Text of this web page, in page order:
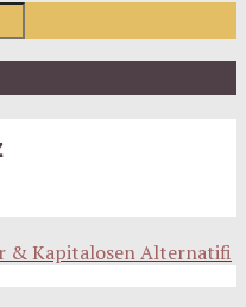
& Kapitalosen Alternatifi